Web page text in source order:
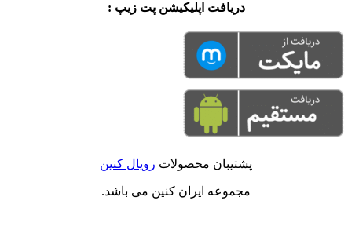
دریافت اپلیکیشن پت زیپ :
پشتیبان محصولات رویال کنین
مجموعه ایران کنین می باشد.